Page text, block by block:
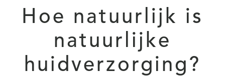
Hoe natuurlijk is
natuurlijke
huidverzorging?